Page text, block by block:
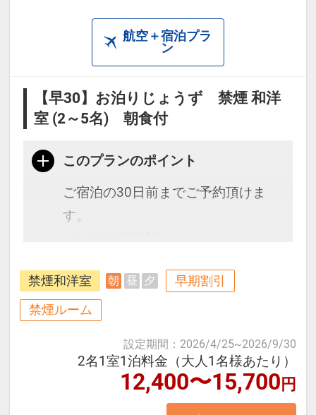
航空＋宿泊プラ
ン
【早30】お泊りじょうず 禁煙 和洋
室 (2～5名) 朝食付
このプランのポイント
ご宿泊の30日前までご予約頂けま
す。
JR「紀伊田辺駅」よりウェルカムバ
オーシャンビューのベランダから望
む夕陽の美しさ、太平洋を一望でき
楽しみください。
■お部屋タイプ：＜禁煙＞ 和洋室
禁煙和洋室 朝 昼 夕 早期割引
禁煙ルーム
設定期間 ： 2026/4/25~2026/9/30
2名1室1泊料金（大人1名様あたり）
12,400〜15,700円